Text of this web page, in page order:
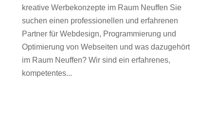
kreative Werbekonzepte im Raum Neuffen Sie
suchen einen professionellen und erfahrenen
Partner für Webdesign, Programmierung und
Optimierung von Webseiten und was dazugehört
im Raum Neuffen? Wir sind ein erfahrenes,
kompetentes...